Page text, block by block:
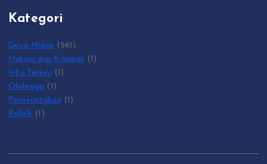
Kategori
Gaya Hidup (561)
Hukum dan Kriminal (1)
Info Terkini (1)
Olahraga (1)
Pemerintahan (1)
Politik (1)